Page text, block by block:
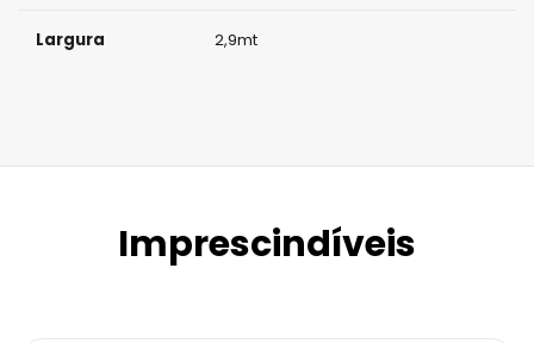
Largura 2,9mt
Imprescindíveis